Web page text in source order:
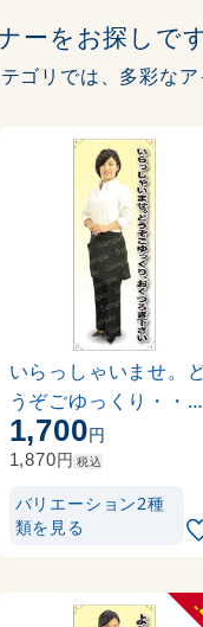
ーをお探しで
ゴリでは、多彩なア
いらっしゃいませ。
うぞごゆっくり・・・
白シャツ 前掛短 等身
バナー 素材:ポンジ(薄
1,700円
1,870円 税込
バリエーション2種
類を見る